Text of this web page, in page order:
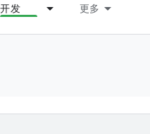
开发 更多